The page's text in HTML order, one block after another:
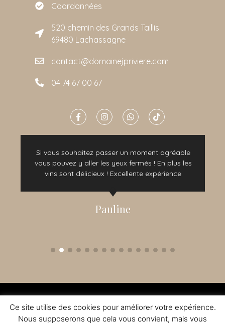
Coordonnées
520 chemin des Grands Taillis
69480 Lachassagne
contact@domainejpriviere.com
04 74 67 00 67
Si vous souhaitez passer un moment agréable
vous pouvez y aller les yeux fermés ! En plus les
vins sont délicieux ! Excellente expérience
Pauline
CGV- MENTIONS LÉGALES
L'ABUS D'ALCOOL EST DANGEREUX A LA SANTE - A CONSOMMER AVEC
MODERATION
Ce site utilise des cookies pour améliorer votre expérience.
Nous supposerons que cela vous convient, mais vous